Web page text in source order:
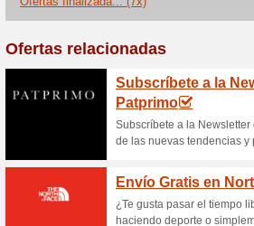
Novedades
ofertas Zara
100% ha